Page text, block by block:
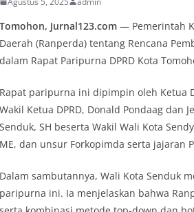
Tomohon, Jurnal123.com — Pemerintah
Daerah (Ranperda) tentang Rencana
dalam Rapat Paripurna DPRD Kota
Rapat paripurna ini dipimpin oleh Ketua
Wakil Ketua DPRD, Donald Pondaag dan
Senduk, SH beserta Wakil Wali Kota
ME, dan unsur Forkopimda serta jajaran
Dalam sambutannya, Wali Kota Senduk
paripurna ini. Ia menjelaskan bahwa